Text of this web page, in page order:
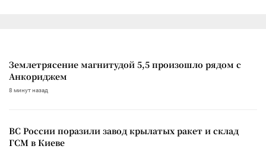
Землетрясение магнитудой 5,5 произошло рядом с
Анкориджем
8 минут назад
ВС России поразили завод крылатых ракет и склад
ГСМ в Киеве